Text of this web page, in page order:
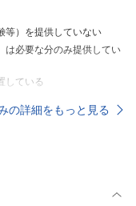
等）を提供していない
は必要な分のみ提供してい
している
の詳細をもっと見る